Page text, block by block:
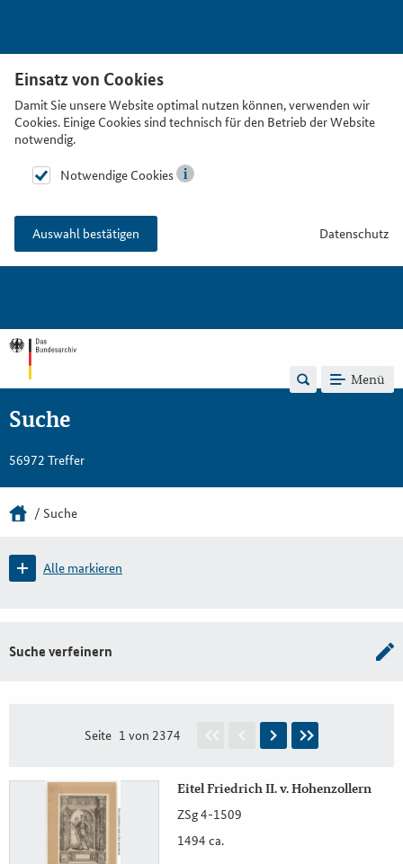
Einsatz von Cookies
Damit Sie unsere Website optimal nutzen können, verwenden wir
Cookies. Einige Cookies sind technisch für den Betrieb der Website
notwendig.
Notwendige Cookies
Auswahl bestätigen Datenschutz
Menü
Suche
56972 Treffer
Suche
Alle markieren
Suche verfeinern
Seite 1 von 2374
Eitel Friedrich II. v. Hohenzollern
ZSg 4-1509
1494 ca.